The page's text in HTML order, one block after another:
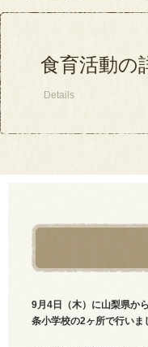
食育活動の
Details
9月4日（木）に山梨県か
条小学校の2ヶ所で行いま